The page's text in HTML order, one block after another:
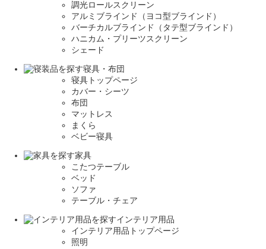
調光ロールスクリーン
アルミブラインド（ヨコ型ブラインド）
バーチカルブラインド（タテ型ブラインド）
ハニカム・プリーツスクリーン
シェード
寝具・布団
寝具トップページ
カバー・シーツ
布団
マットレス
まくら
ベビー寝具
家具
こたつテーブル
ベッド
ソファ
テーブル・チェア
インテリア用品
インテリア用品トップページ
照明